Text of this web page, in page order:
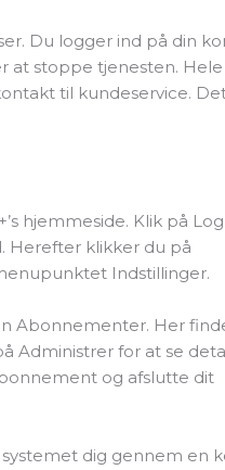
Du logger ind på din
at stoppe tjenesten. Hele
til kundeservice.
hjemmeside. Klik på
Herefter klikker du på
Indstillinger.
Abonnementer. Her
Administrer for at se
og afslutte dit
dig gennem en